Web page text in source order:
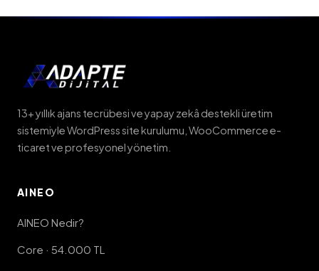
13+ yıllık ajans tecrübesi ve yapay zekâ destekli üretim
sistemiyle WordPress site kurulumu, WooCommerce e-
ticaret ve profesyonel yönetim.
AINEO
AINEO Nedir?
Core · 54.000 TL